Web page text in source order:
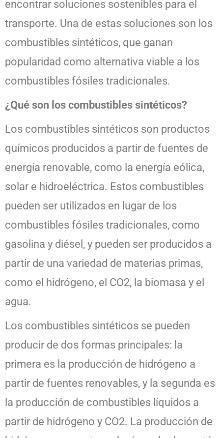
encontrar soluciones sostenibles para el
transporte. Una de estas soluciones son los
combustibles sintéticos, que ganan
popularidad como alternativa viable a los
combustibles fósiles tradicionales.
¿Qué son los combustibles sintéticos?
Los combustibles sintéticos son productos
químicos producidos a partir de fuentes de
energía renovable, como la energía eólica,
solar e hidroeléctrica. Estos combustibles
pueden ser utilizados en lugar de los
combustibles fósiles tradicionales, como
gasolina y diésel, y pueden ser producidos a
partir de una variedad de materias primas,
como el hidrógeno, el CO2, la biomasa y el
agua.
Los combustibles sintéticos se pueden
producir de dos formas principales: la
primera es la producción de hidrógeno a
partir de fuentes renovables, y la segunda es
la producción de combustibles líquidos a
partir de hidrógeno y CO2. La producción de